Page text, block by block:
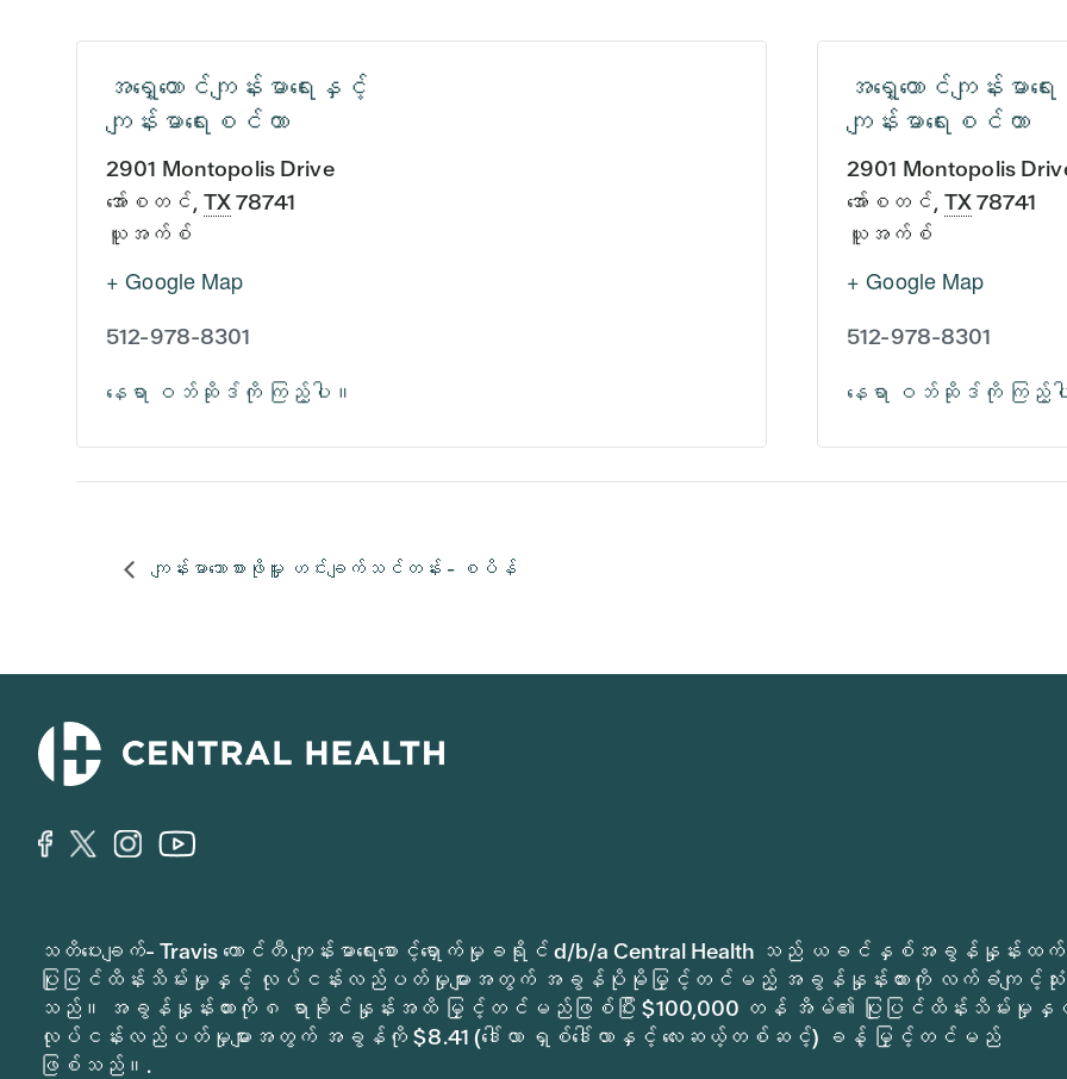
အရှေ့တောင်ကျန်းမာရေးနှင့်
ကျန်းမာရေးစင်တာ
2901 Montopolis Drive
အော်စတင်, TX78741
ယူအက်စ်
+ Google Map
512-978-8301
နေရာ ဝဘ်ဆိုဒ်ကို ကြည့်ပါ။
အရှေ့တောင်ကျန်းမာရ
ကျန်းမာရေးစင်တာ
2901 Montopolis
အော်စတင်, TX78741
ယူအက်စ်
+ Google Map
512-978-8301
နေရာ ဝဘ်ဆိုဒ်ကို ကြည့်ပ
ကျန်းမာသောစားဖိုမှူး ဟင်းချက်သင်တန်း - စပိန်
သတိပေးချက်- Travis ကောင်တီ ကျန်းမာရေးစောင့်ရှောက်မှုခရိုင် d/b/a Central Health သည် ယခင်နှစ်အခွန်နှုန်းထက်
ပြုပြင်ထိန်းသိမ်းမှုနှင့် လုပ်ငန်းလည်ပတ်မှုများအတွက် အခွန်ပိုမိုမြှင့်တင်မည့် အခွန်နှုန်းထားကို လက်ခံကျင့်သုံ
သည်။ အခွန်နှုန်းထားကို ၈ ရာခိုင်နှုန်းအထိ မြှင့်တင်မည်ဖြစ်ပြီး $100,000 တန် အိမ်၏ ပြုပြင်ထိန်းသိမ်းမှုနှ
လုပ်ငန်းလည်ပတ်မှုများအတွက် အခွန်ကို $8.41 (ဒေါ်လာ ရှစ်ဒေါ်လာနှင့် လေးဆယ့်တစ်ဆင့်) ခန့် မြှင့်တင်မည်
ဖြစ်သည်။.